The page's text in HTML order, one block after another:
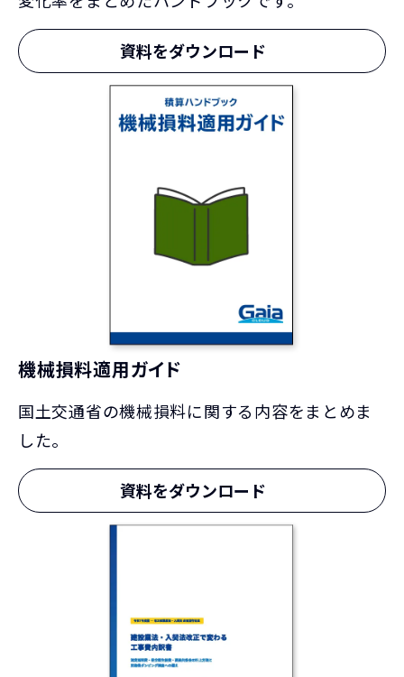
資料をダウンロード
機械損料適用ガイド
国土交通省の機械損料に関する内容をまとめま
した。
資料をダウンロード